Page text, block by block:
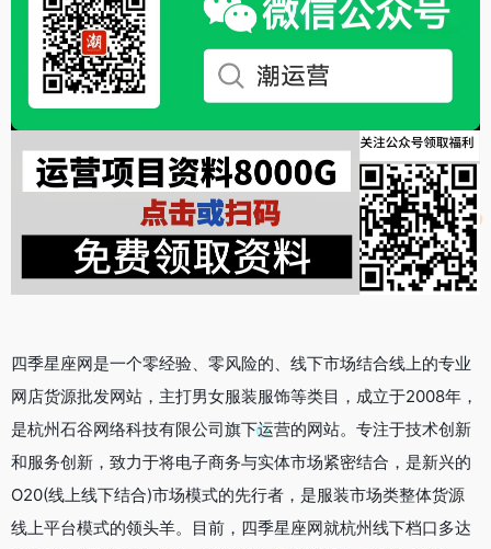
四季星座网是一个零经验、零风险的、线下市场结合线上的专业
网店货源批发网站，主打男女服装服饰等类目，成立于2008年，
是杭州石谷网络科技有限公司旗下运营的网站。专注于技术创新
和服务创新，致力于将电子商务与实体市场紧密结合，是新兴的
O20(线上线下结合)市场模式的先行者，是服装市场类整体货源
线上平台模式的领头羊。目前，四季星座网就杭州线下档口多达